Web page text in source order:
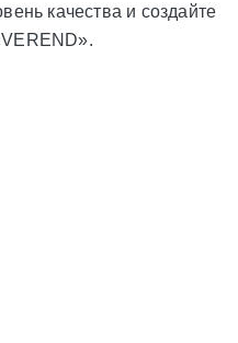
качества и создайте